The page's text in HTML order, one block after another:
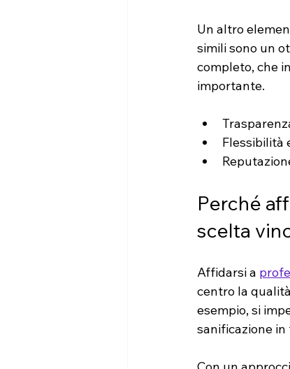
Un altro
simili sono un
completo, che
importante.
Flessibilità
Perché
scelta
Affidarsi a
centro la
esempio, si
sanificazione